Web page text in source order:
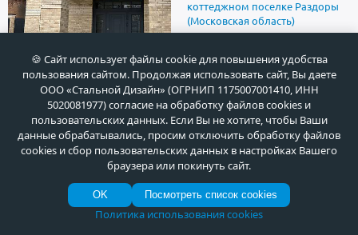
коттеджном поселке Раздоры
(Московская область)
О продукции
Как купить
🍪 Сайт использует файлы cookie для повышения удобства
пользования сайтом. Продолжая использовать сайт, Вы даете
ООО «Стальной Дизайн» (ОГРНИП 1175007001410, ИНН
5020081977) согласие на обработку файлов cookies и
пользовательских данных. Если Вы не хотите, чтобы Ваши
данные обрабатывались, просим отключить обработку файлов
cookies и сбор пользовательских данных в настройках Вашего
браузера или покинуть сайт.
OK Посмотреть список cookies
Политика использования cookies